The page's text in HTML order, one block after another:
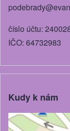
číslo účtu:
IČO: 64732983
Kudy k nám